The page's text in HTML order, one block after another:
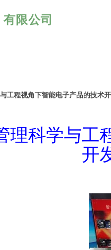
限公司
工程视角下智能电子产品的技术
理科学与工
开